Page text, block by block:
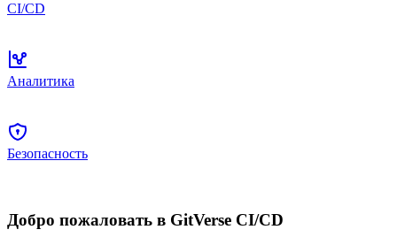
CI/CD
Аналитика
Безопасность
Добро пожаловать в GitVerse CI/CD